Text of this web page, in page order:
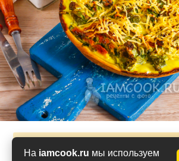
На iamcook.ru мы используем
Дополнения к